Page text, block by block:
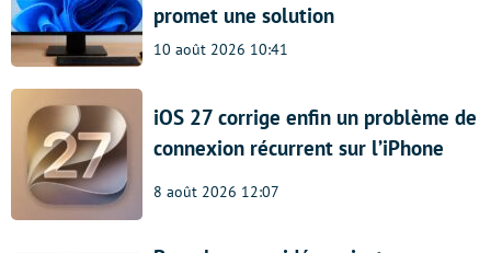
promet une solution
10 août 2026 10:41
iOS 27 corrige enfin un problème de
connexion récurrent sur l’iPhone
8 août 2026 12:07